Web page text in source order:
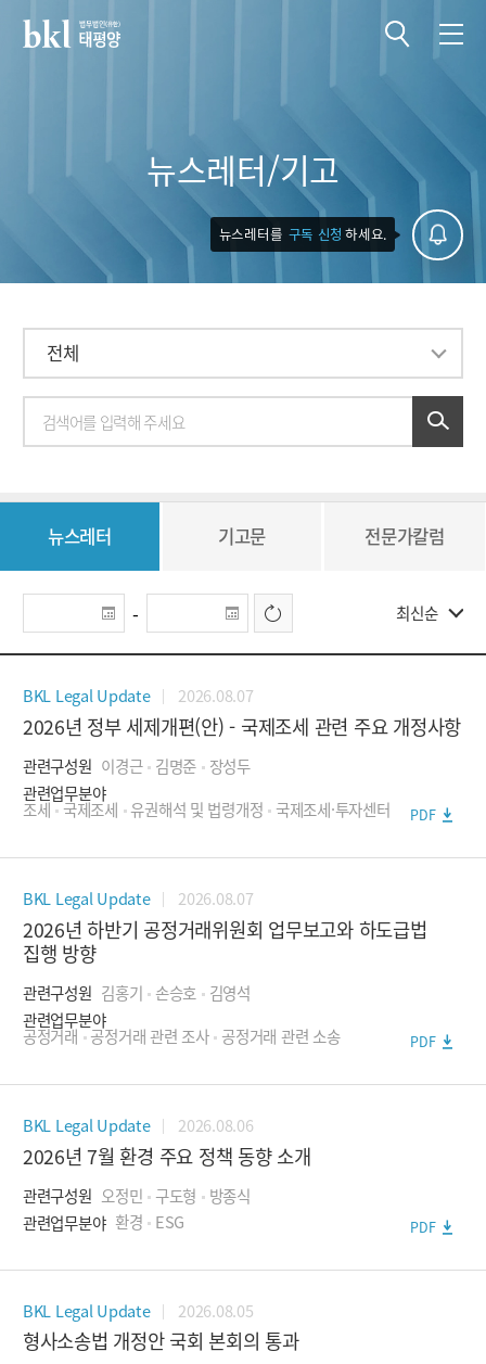
뉴스레터/기고
뉴스레터를 구독 신청 하세요.
전체
전체
공정거래
- 공정거래 관련 소송
- 기업결합
- 공정거래 컴플라이언스 및 규제대응
관세·국제통상
- 원산지·품목분류
- 관세조사·분쟁
- 제재·수출통제
국내소송
- 일반민사소송
- 형사소송
- 건설·부동산소송
- 자본시장ㆍ금융투자소송
- 보험소송
- 해상소송
- 상사·경영권분쟁
- 헌법소송
- 행정소송
- 가사·상속분쟁
뉴스레터 기고문 전문가칼럼
-
BKL Legal Update 2026.08.07
2026년 정부 세제개편(안) - 국제조세 관련 주요 개정사항
관련구성원 이경근 김명준
장성두
관련업무분야
조세 국제조세 유권해석 및 법령개정 국제조세·투자센터 PDF
BKL Legal Update 2026.08.07
2026년 하반기 공정거래위원회 업무보고와 하도급법
집행 방향
관련구성원 김홍기 손승호
김영석
관련업무분야
공정거래 공정거래 관련 조사 공정거래 관련 소송 PDF
BKL Legal Update 2026.08.06
2026년 7월 환경 주요 정책 동향 소개
관련구성원 오정민 구도형
방종식
관련업무분야 환경 ESG PDF
BKL Legal Update 2026.08.05
형사소송법 개정안 국회 본회의 통과